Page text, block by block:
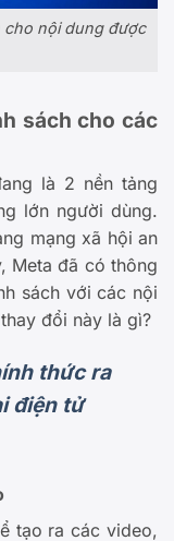
cho nội dung được
sách cho các
là 2 nền tảng
lớn người dùng.
mạng xã hội an
Meta đã có thông
sách với các nội
đổi này là gì?
thức ra
điện tử
tạo ra các video,